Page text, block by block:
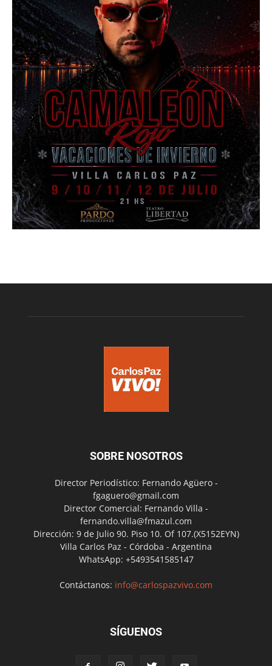
SOBRE NOSOTROS
Director Periodístico: Fernando Agüero -
fgaguero@gmail.com
Director Comercial: Fernando Villa -
fernando.villa@fmazul.com
Dirección: 9 de Julio 90. Piso 10. Of 107.(X5152EYN)
Villa Carlos Paz - Córdoba - Argentina
WhatsApp: +5493541585147
Contáctanos: info@carlospazvivo.com
SÍGUENOS